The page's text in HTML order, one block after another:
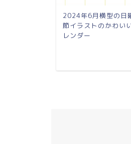
2024年6月横型の日
節イラストのかわい
レンダー